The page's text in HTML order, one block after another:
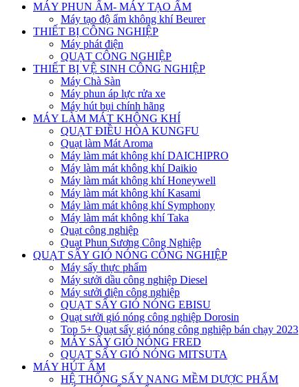
MÁY PHUN ẨM- MÁY TẠO ẨM
Máy tạo độ ẩm không khí Beurer
THIẾT BỊ CÔNG NGHIỆP
Máy phát điện
QUẠT CÔNG NGHIỆP
THIẾT BỊ VỆ SINH CÔNG NGHIỆP
Máy Chà Sàn
Máy phun áp lực rửa xe
Máy hút bụi chính hãng
MÁY LÀM MÁT KHÔNG KHÍ
QUẠT ĐIỀU HÒA KUNGFU
Quạt làm Mát Aroma
Máy làm mát không khí DAICHIPRO
Máy làm mát không khí Daikio
Máy làm mát không khí Honeywell
Máy làm mát không khí Kasami
Máy làm mát không khí Symphony
Máy làm mát không khí Taka
Quạt công nghiệp
Quạt Phun Sương Công Nghiệp
QUẠT SẤY GIÓ NÓNG CÔNG NGHIỆP
Máy sấy thực phẩm
Máy sưởi dầu công nghiệp Diesel
Máy sưởi điện công nghiệp
QUẠT SẤY GIÓ NÓNG EBISU
Quạt sưởi gió nóng công nghiệp Dorosin
Top 5+ Quạt sấy gió nóng công nghiệp bán chạy 2023
MÁY SẤY GIÓ NÓNG FRED
QUẠT SẤY GIÓ NÓNG MITSUTA
MÁY HÚT ẨM
HỆ THỐNG SẤY NANG MỀM DƯỢC PHẨM